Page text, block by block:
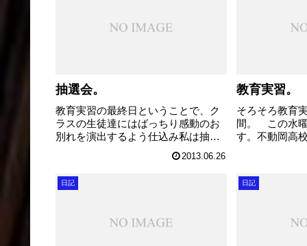
抽選会。
教育実習の最終日ということで、ク
ラスの生徒達にはばっちり感動のお
別れを演出するよう仕込み私は抽選
会場へ。 毎年の事ですが、上尾文
化センターでの抽選会は何だか気分
がそわそわ、どきどきしてきます。
気のせいかもしれませんが、他の顧
2013.06.26
教育実習。
そろそろ教育
間。 この水
す。不動岡高
ムになってい
ッシュな雰囲
日記 日記